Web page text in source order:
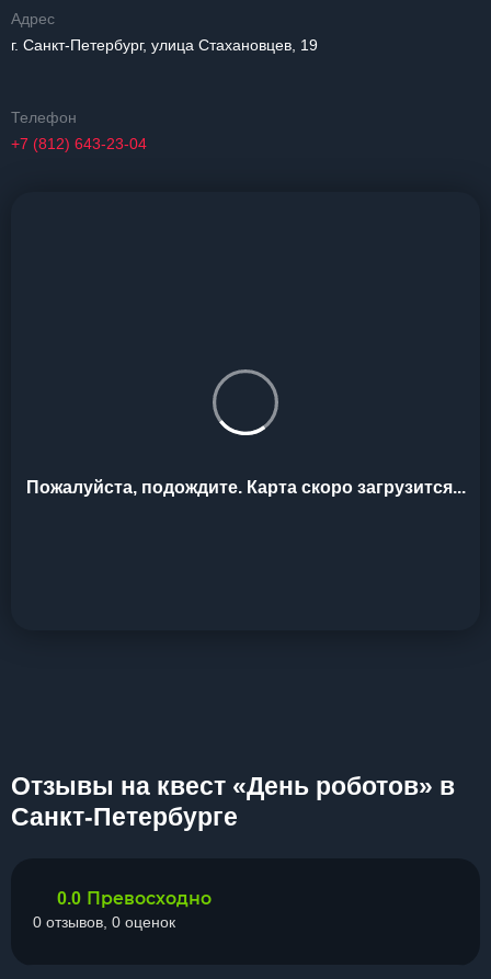
Адрес
г. Санкт-Петербург, улица Стахановцев, 19
Телефон
+7 (812) 643-23-04
Пожалуйста, подождите. Карта скоро загрузится...
Отзывы на квест «День роботов» в
Санкт-Петербурге
0.0 Превосходно
0 отзывов, 0 оценок